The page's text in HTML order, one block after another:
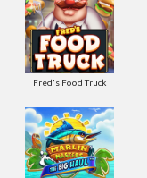
Fred's Food Truck